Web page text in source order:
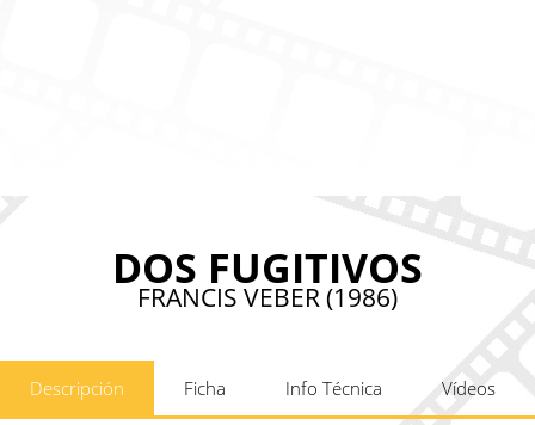
DOS FUGITIVOS
FRANCIS VEBER (1986)
Descripción Ficha Info Técnica Vídeos